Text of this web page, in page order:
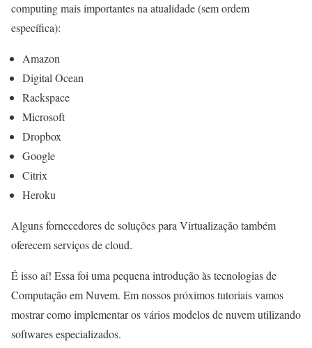
computing mais importantes na atualidade (sem ordem
específica):
Amazon
Digital Ocean
Rackspace
Microsoft
Dropbox
Google
Citrix
Heroku
Alguns fornecedores de soluções para Virtualização também
oferecem serviços de cloud.
É isso aí! Essa foi uma pequena introdução às tecnologias de
Computação em Nuvem. Em nossos próximos tutoriais vamos
mostrar como implementar os vários modelos de nuvem utilizando
softwares especializados.